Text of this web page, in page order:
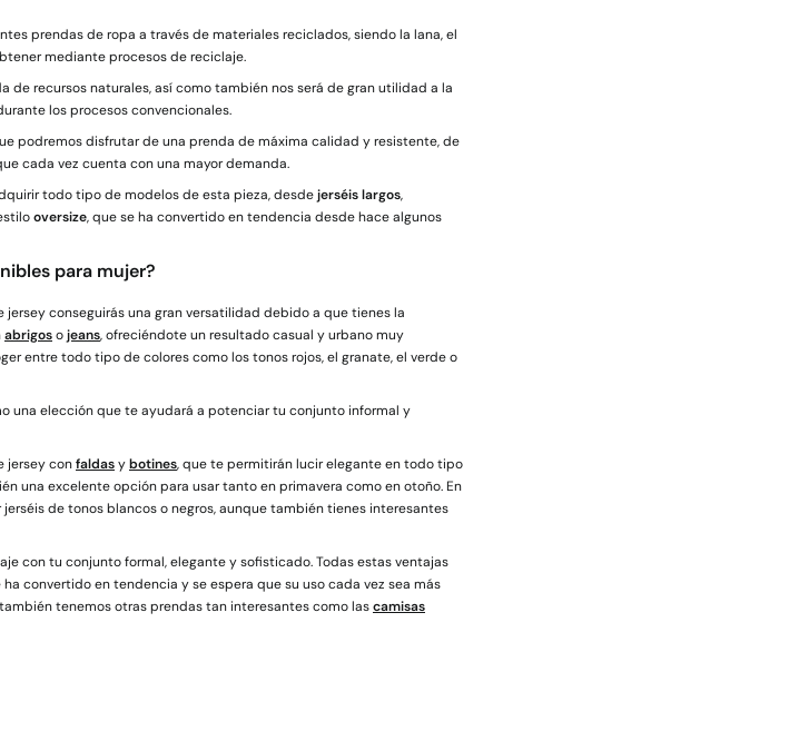
prendas de ropa a través de materiales reciclados, siendo la lana, el
mediante procesos de reciclaje.
recursos naturales, así como también nos será de gran utilidad a la
los procesos convencionales.
podremos disfrutar de una prenda de máxima calidad y resistente, de
cada vez cuenta con una mayor demanda.
todo tipo de modelos de esta pieza, desdejerséis largos,
oversize, que se ha convertido en tendencia desde hace algunos
para mujer?
conseguirás una gran versatilidad debido a que tienes la
abrigosojeans, ofreciéndote un resultado casual y urbano muy
entre todo tipo de colores como los tonos rojos, el granate, el verde o
una elección que te ayudará a potenciar tu conjunto informal y
jersey confaldasybotines, que te permitirán lucir elegante en todo tipo
una excelente opción para usar tanto en primavera como en otoño. En
de tonos blancos o negros, aunque también tienes interesantes
con tu conjunto formal, elegante y sofisticado. Todas estas ventajas
convertido en tendencia y se espera que su uso cada vez sea más
tenemos otras prendas tan interesantes como lascamisas